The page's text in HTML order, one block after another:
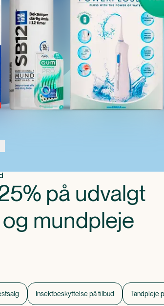
på udvalgt
mundpleje
Insektbeskyttelse på tilbud Tandpleje